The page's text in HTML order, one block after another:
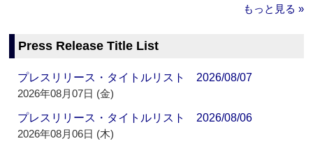
もっと見る »
Press Release Title List
プレスリリース・タイトルリスト 2026/08/07
2026年08月07日 (金)
プレスリリース・タイトルリスト 2026/08/06
2026年08月06日 (木)